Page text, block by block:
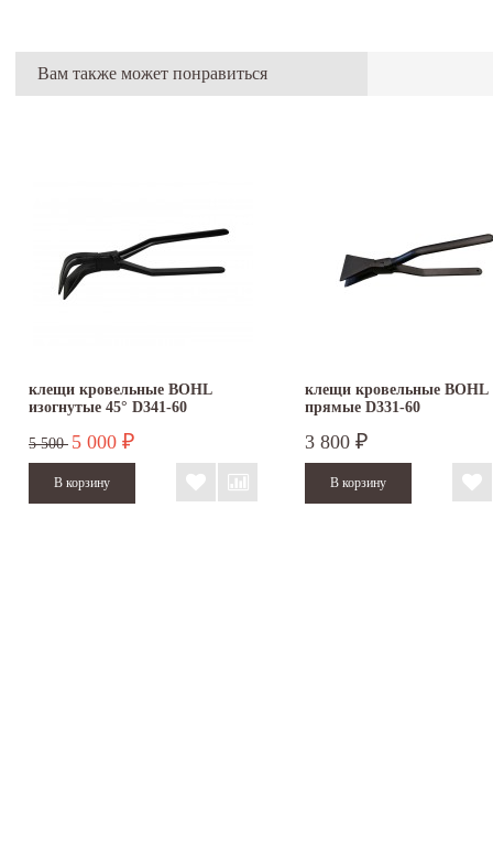
Вам также может понравиться
клещи кровельные BOHL
изогнутые 45° D341-60
5 500 5 000 ₽
клещи кровельные BOHL
прямые D331-60
3 800 ₽